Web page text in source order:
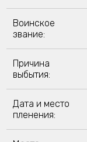
Воинское
звание:
Причина
выбытия:
Дата и место
пленения: